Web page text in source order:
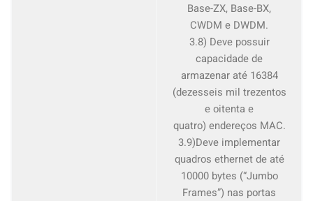
Base-ZX, Base-BX,
CWDM e DWDM.
3.8) Deve possuir
capacidade de
armazenar até 16384
(dezesseis mil trezentos
e oitenta e
quatro) endereços MAC.
3.9)Deve implementar
quadros ethernet de até
10000 bytes (“Jumbo
Frames”) nas portas